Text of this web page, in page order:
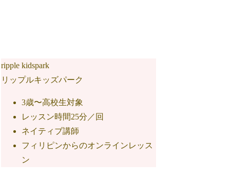
ripple kidspark
リップルキッズパーク
3歳〜高校生対象
レッスン時間25分／回
ネイティブ講師
フィリピンからのオンラインレッス
ン